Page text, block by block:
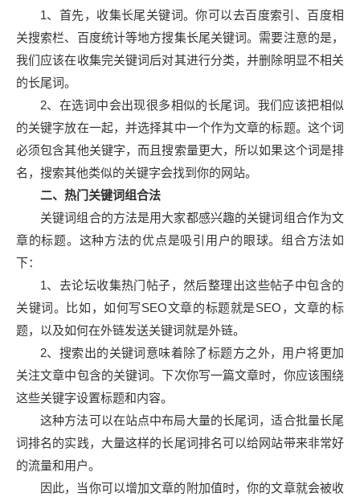
1、首先，收集长尾关键词。你可以去百度索引、百度相
关搜索栏、百度统计等地方搜集长尾关键词。需要注意的是，
我们应该在收集完关键词后对其进行分类，并删除明显不相关
的长尾词。
2、在选词中会出现很多相似的长尾词。我们应该把相似
的关键字放在一起，并选择其中一个作为文章的标题。这个词
必须包含其他关键字，而且搜索量更大，所以如果这个词是排
名，搜索其他类似的关键字会找到你的网站。
二、热门关键词组合法
关键词组合的方法是用大家都感兴趣的关键词组合作为文
章的标题。这种方法的优点是吸引用户的眼球。组合方法如
下：
1、去论坛收集热门帖子，然后整理出这些帖子中包含的
关键词。比如，如何写SEO文章的标题就是SEO，文章的标
题，以及如何在外链发送关键词就是外链。
2、搜索出的关键词意味着除了标题方之外，用户将更加
关注文章中包含的关键词。下次你写一篇文章时，你应该围绕
这些关键字设置标题和内容。
这种方法可以在站点中布局大量的长尾词，适合批量长尾
词排名的实践，大量这样的长尾词排名可以给网站带来非常好
的流量和用户。
因此，当你可以增加文章的附加值时，你的文章就会被收